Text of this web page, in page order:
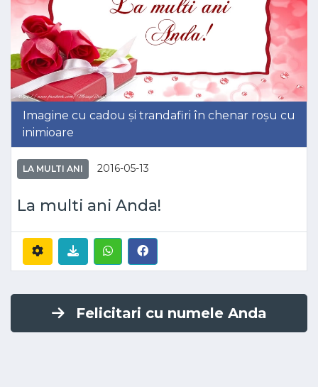
Imagine cu cadou și trandafiri în chenar roșu cu
inimioare
LA MULTI ANI 2016-05-13
La multi ani Anda!
Felicitari cu numele Anda